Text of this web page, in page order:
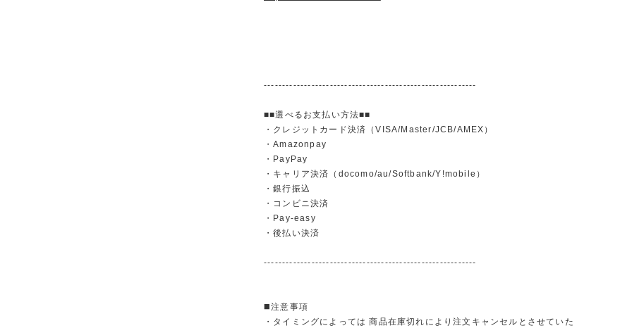
----------------------------------------------------------
■■選べるお支払い方法■■
・クレジットカード決済（VISA/Master/JCB/AMEX）
・Amazonpay
・PayPay
・キャリア決済（docomo/au/Softbank/Y!mobile）
・銀行振込
・コンビニ決済
・Pay-easy
・後払い決済
----------------------------------------------------------
◼️注意事項
・タイミングによっては 商品在庫切れにより注文キャンセルとさせていた